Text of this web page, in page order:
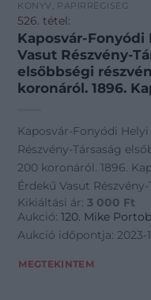
KÖNYV, PAPÍRRÉGISÉG
526. tétel:
Kaposvár-Fonyódi
Vasut Részvény-
elsőbbségi
koronáról. 1896. Kaposvár-Fonyódi
Társaság
200 koronáról.
Kaposvár-Fonyódi
Részvény-Társaság
200 koronáról. 1896.
Érdekű Vasut
részvénye 200 koronáról.
Kikiáltási ár:3 000 Ft
Aukció:120. Mike
Aukció időpontja: 2023-
MEGTEKINTEM